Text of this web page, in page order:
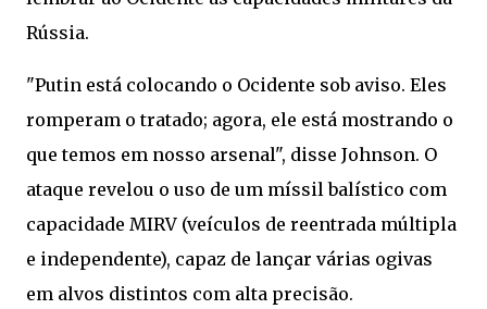
Rússia.
"Putin está colocando o Ocidente sob aviso. Eles
romperam o tratado; agora, ele está mostrando o
que temos em nosso arsenal", disse Johnson. O
ataque revelou o uso de um míssil balístico com
capacidade MIRV (veículos de reentrada múltipla
e independente), capaz de lançar várias ogivas
em alvos distintos com alta precisão.